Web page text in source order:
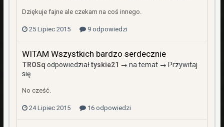
Dziękuje fajne ale czekam na coś innego.
25 Lipiec 2015 9 odpowiedzi
WITAM Wszystkich bardzo serdecznie
TROSq odpowiedziałtyskie21 → na temat → Przywitaj
się
No cześć.
24 Lipiec 2015 16 odpowiedzi